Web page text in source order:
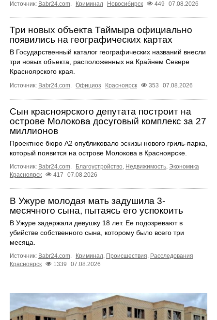
Источник: Babr24.com. Криминал Новосибирск 449 07.08.2026
Три новых объекта Таймыра официально
появились на географических картах
В Государственный каталог географических названий внесли
три новых объекта, расположенных на Крайнем Севере
Красноярского края.
Источник: Babr24.com. Официоз Красноярск 353 07.08.2026
Сын красноярского депутата построит на
острове Молокова досуговый комплекс за 27
миллионов
Проектное бюро А2 опубликовало эскизы нового гриль-парка,
который появится на острове Молокова в Красноярске.
Источник: Babr24.com. Благоустройство, Недвижимость, Экономика
Красноярск
417 07.08.2026
В Ужуре молодая мать задушила 3-
месячного сына, пытаясь его успокоить
В Ужуре задержали девушку 18 лет. Ее подозревают в
убийстве собственного сына, которому было всего три
месяца.
Источник: Babr24.com. Криминал, Происшествия, Расследования
Красноярск
1339 07.08.2026